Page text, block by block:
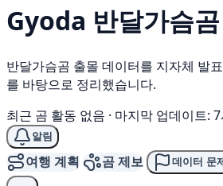
Gyoda 반달가슴곰
반달가슴곰 출몰 데이터를 지자체 발
를 바탕으로 정리했습니다.
최근 곰 활동 없음 · 마지막 업데이트:
알림
여행 계획 곰 제보 데이터 문